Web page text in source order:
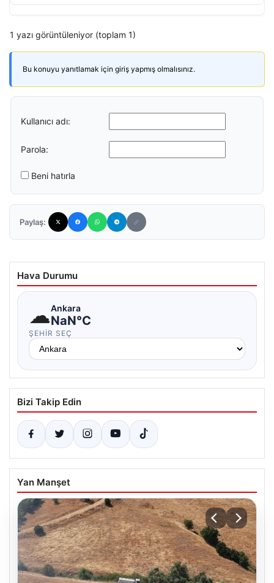
1 yazı görüntüleniyor (toplam 1)
Bu konuyu yanıtlamak için giriş yapmış olmalısınız.
Kullanıcı adı:
Parola:
Beni hatırla
Paylaş:
Hava Durumu
☁Ankara
NaN°C
ŞEHIR SEÇ
Bizi Takip Edin
Yan Manşet